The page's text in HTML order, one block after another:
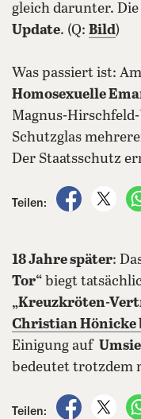
gleich darunter.
Update. (Q: Bild)
Was passiert ist: Am
Homosexuelle
Magnus-
Schutzglas
Der Staatsschutz
Teilen:
auf
18 Jahre später:
Tor“ biegt
„Kreuzkröten-
Christian Hönicke
Einigung auf
bedeutet trotzdem
Teilen:
auf